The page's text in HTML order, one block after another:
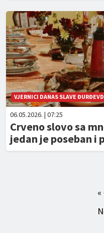
VJERNICI DANAS SLAVE
06.05.2026. | 07:25
Crveno slovo sa
jedan je poseban i